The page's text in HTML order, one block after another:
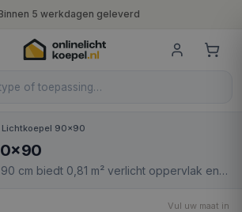
5 werkdagen geleverd
Nederlandse productie
Gratis verzending vanaf €400
of toepassing…
Lichtkoepel 90x90
cm biedt 0,81 m² verlicht oppervlak en
maar waarvoor de daksparing van
Vul uw maat in